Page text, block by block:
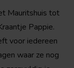
Mauritshuis tot
Pappie.
voor iedereen
waar ze nog